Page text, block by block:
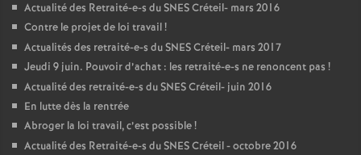
Actualité des Retraité-e-s duSNESCréteil- mars 2016
Contre le projet de loi travail!
Actualités des retraité-e-s duSNESCréteil- mars 2017
Jeudi 9 juin. Pouvoir d’achat : les retraité-e-s ne renoncent pas !
Actualité des retraité-e-s duSNESCréteil- juin 2016
En lutte dès la rentrée
Abroger la loi travail, c’est possible!
Actualité des Retraité-e-s duSNESCréteil - octobre 2016